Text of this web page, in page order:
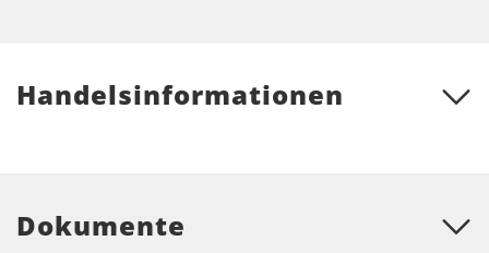
Handelsinformationen
Dokumente